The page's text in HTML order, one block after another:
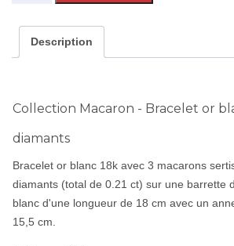
Description
Collection Macaron - Bracelet or
diamants
Bracelet or blanc 18k avec 3 macarons
diamants (total de 0.21 ct) sur une barrette
blanc d'une longueur de 18 cm avec un
15,5 cm.